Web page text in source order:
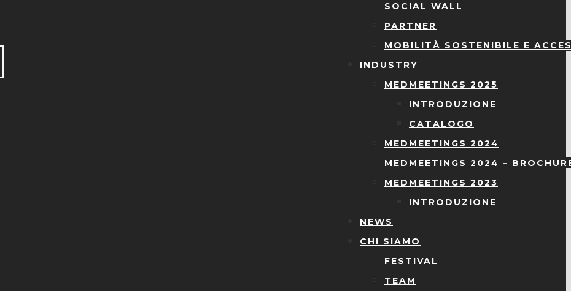
SOCIAL WALL
PARTNER
MOBILITÀ SOSTENIBILE E
INDUSTRY
MEDMEETINGS 2025
INTRODUZIONE
CATALOGO
MEDMEETINGS 2024
MEDMEETINGS 2024 –
MEDMEETINGS 2023
INTRODUZIONE
NEWS
CHI SIAMO
FESTIVAL
TEAM